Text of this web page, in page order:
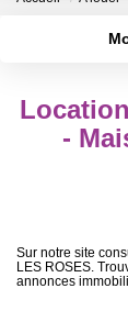
Surface min
-
Sur notre site
LES ROSES.
annonces